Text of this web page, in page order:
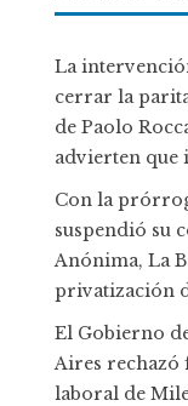
La
cerrar la
de Paolo
advierten que
Con la
suspendió su
Anónima, La
privatización
El Gobierno
Aires
laboral de